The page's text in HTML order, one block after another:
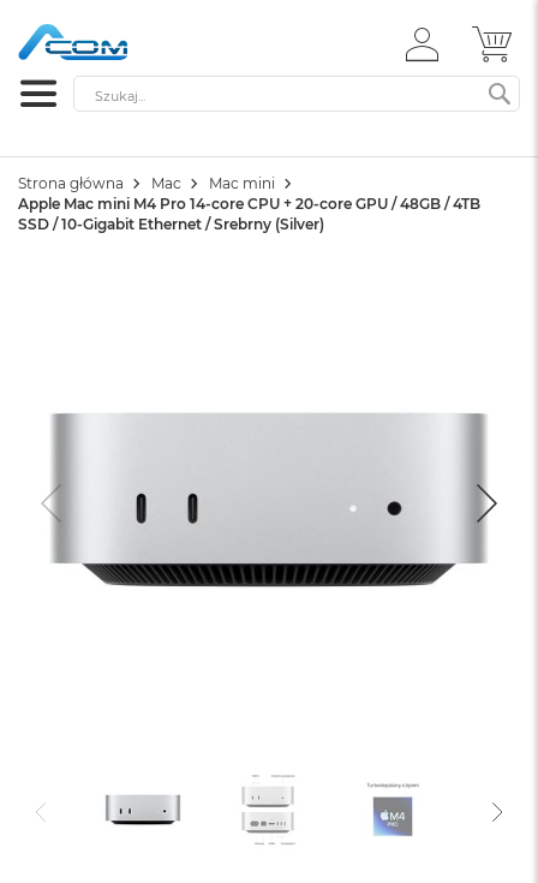
ZALOGUJ
SIĘ
Szukaj
Strona główna Mac
Mac mini
Apple Mac mini M4 Pro 14-core CPU + 20-core GPU / 48GB / 4TB
SSD / 10-Gigabit Ethernet / Srebrny (Silver)